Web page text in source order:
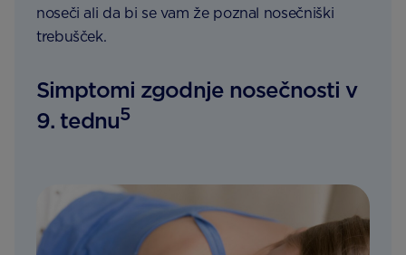
noseči ali da bi se vam že poznal nosečniški
trebušček.
Simptomi zgodnje nosečnosti v
9. tednu5